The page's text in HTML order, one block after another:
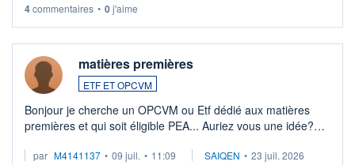
4commentaires • 0j'aime
matières premières
ETF ET OPCVM
Bonjour je cherche un OPCVM ou Etf dédié aux matières
premières et qui soit éligible PEA... Auriez vous une idée?
par M4141137 • 09 juil. • 11:09 SAIQEN • 23 juil. 2026